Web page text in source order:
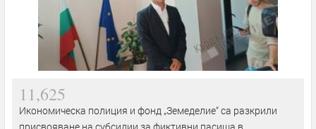
11,625
Икономическа полиция и фонд „Земеделие“ са разкрили